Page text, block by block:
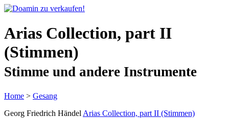
Arias Collection, part II
(Stimmen)
Stimme und andere Instrumente
Home > Gesang
Georg Friedrich Händel Arias Collection, part II (Stimmen)